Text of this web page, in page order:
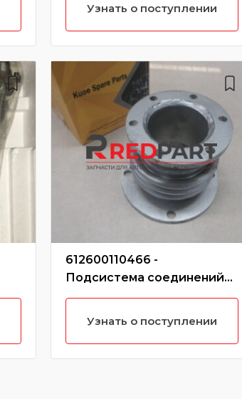
Узнать о поступлении
612600110466 -
Подсистема соединений
компенсационных труб
Узнать о поступлении